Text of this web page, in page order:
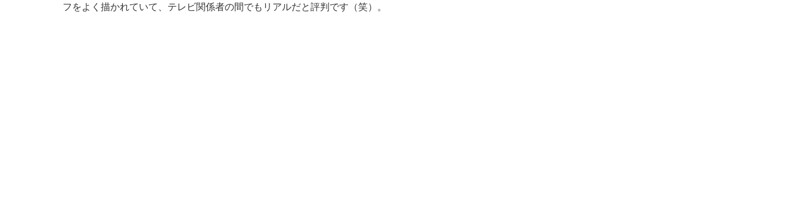
フをよく描かれていて、テレビ関係者の間でもリアルだと評判です（笑）。